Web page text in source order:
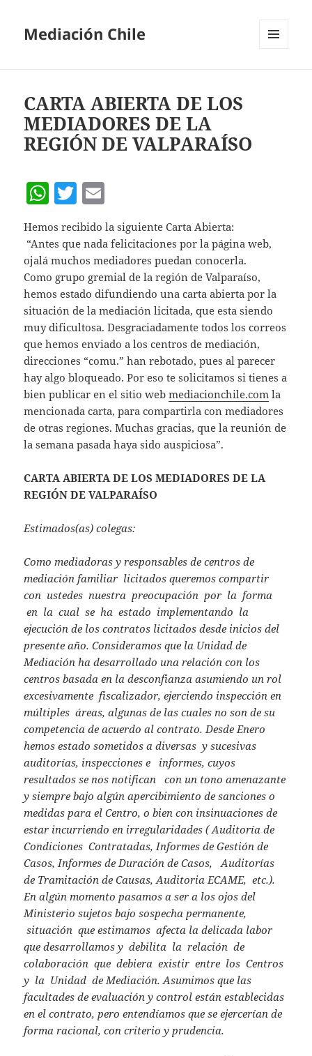
Mediación Chile
CARTA ABIERTA DE LOS
MEDIADORES DE LA
REGIÓN DE VALPARAÍSO
W
at
s
A
p
p
T
w
itt
er
m
ai
l
Hemos recibido la siguiente Carta Abierta:
“Antes que nada felicitaciones por la página web,
ojalá muchos mediadores puedan conocerla.
Como grupo gremial de la región de Valparaíso,
hemos estado difundiendo una carta abierta por la
situación de la mediación licitada, que esta siendo
muy dificultosa. Desgraciadamente todos los correos
que hemos enviado a los centros de mediación,
direcciones “comu.” han rebotado, pues al parecer
hay algo bloqueado. Por eso te solicitamos si tienes a
bien publicar en el sitio webmediacionchile.com la
mencionada carta, para compartirla con mediadores
de otras regiones. Muchas gracias, que la reunión de
la semana pasada haya sido auspiciosa”.
CARTA ABIERTA DE LOS MEDIADORES DE LA
REGIÓN DE VALPARAÍSO
Estimados(as) colegas:
Como mediadoras y responsables de centros de
mediación familiar licitados queremos compartir
con ustedes nuestra preocupación por la forma
en la cual se ha estado implementando la
ejecución de los contratos licitados desde inicios del
presente año. Consideramos que la Unidad de
Mediación ha desarrollado una relación con los
centros basada en la desconfianza asumiendo un rol
excesivamente fiscalizador, ejerciendo inspección en
múltiples áreas, algunas de las cuales no son de su
competencia de acuerdo al contrato. Desde Enero
hemos estado sometidos a diversas y sucesivas
auditorías, inspecciones e informes, cuyos
resultados se nos notifican con un tono amenazante
y siempre bajo algún apercibimiento de sanciones o
medidas para el Centro, o bien con insinuaciones de
estar incurriendo en irregularidades ( Auditoría de
Condiciones Contratadas, Informes de Gestión de
Casos, Informes de Duración de Casos, Auditorías
de Tramitación de Causas, Auditoria ECAME, etc.).
En algún momento pasamos a ser a los ojos del
Ministerio sujetos bajo sospecha permanente,
situación que estimamos afecta la delicada labor
que desarrollamos y debilita la relación de
colaboración que debiera existir entre los Centros
y la Unidad de Mediación. Asumimos que las
facultades de evaluación y control están establecidas
en el contrato, pero entendíamos que se ejercerían de
forma racional, con criterio y prudencia.